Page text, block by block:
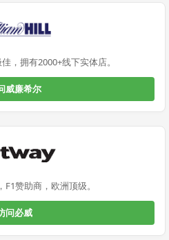
，拥有2000+线下实体店。
威廉希尔
赞助商，欧洲顶级。
问必威